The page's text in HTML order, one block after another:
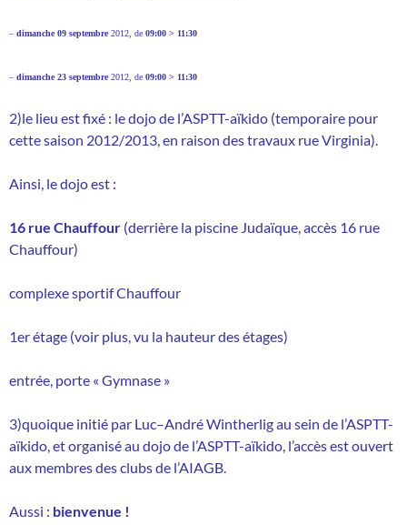
– dimanche 09 septembre 2012, de 09:00 > 11:30
– dimanche 23 septembre 2012, de 09:00 > 11:30
2)le lieu est fixé : le dojo de l’ASPTT-aïkido (temporaire pour
cette saison 2012/2013, en raison des travaux rue Virginia).
Ainsi, le dojo est :
16 rue Chauffour (derrière la piscine Judaïque, accès 16 rue
Chauffour)
complexe sportif Chauffour
1er étage (voir plus, vu la hauteur des étages)
entrée, porte « Gymnase »
3)quoique initié par Luc–André Wintherlig au sein de l’ASPTT-
aïkido, et organisé au dojo de l’ASPTT-aïkido, l’accès est ouvert
aux membres des clubs de l’AIAGB.
Aussi : bienvenue !